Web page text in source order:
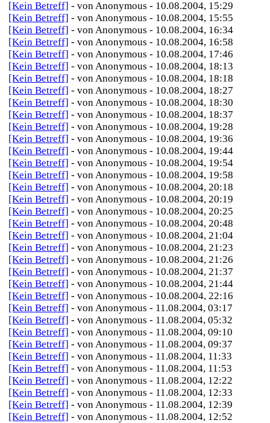
[Kein Betreff] - von Anonymous - 10.08.2004, 15:29
[Kein Betreff] - von Anonymous - 10.08.2004, 15:55
[Kein Betreff] - von Anonymous - 10.08.2004, 16:34
[Kein Betreff] - von Anonymous - 10.08.2004, 16:58
[Kein Betreff] - von Anonymous - 10.08.2004, 17:46
[Kein Betreff] - von Anonymous - 10.08.2004, 18:13
[Kein Betreff] - von Anonymous - 10.08.2004, 18:18
[Kein Betreff] - von Anonymous - 10.08.2004, 18:27
[Kein Betreff] - von Anonymous - 10.08.2004, 18:30
[Kein Betreff] - von Anonymous - 10.08.2004, 18:37
[Kein Betreff] - von Anonymous - 10.08.2004, 19:28
[Kein Betreff] - von Anonymous - 10.08.2004, 19:36
[Kein Betreff] - von Anonymous - 10.08.2004, 19:44
[Kein Betreff] - von Anonymous - 10.08.2004, 19:54
[Kein Betreff] - von Anonymous - 10.08.2004, 19:58
[Kein Betreff] - von Anonymous - 10.08.2004, 20:18
[Kein Betreff] - von Anonymous - 10.08.2004, 20:19
[Kein Betreff] - von Anonymous - 10.08.2004, 20:25
[Kein Betreff] - von Anonymous - 10.08.2004, 20:48
[Kein Betreff] - von Anonymous - 10.08.2004, 21:04
[Kein Betreff] - von Anonymous - 10.08.2004, 21:23
[Kein Betreff] - von Anonymous - 10.08.2004, 21:26
[Kein Betreff] - von Anonymous - 10.08.2004, 21:37
[Kein Betreff] - von Anonymous - 10.08.2004, 21:44
[Kein Betreff] - von Anonymous - 10.08.2004, 22:16
[Kein Betreff] - von Anonymous - 11.08.2004, 03:17
[Kein Betreff] - von Anonymous - 11.08.2004, 05:32
[Kein Betreff] - von Anonymous - 11.08.2004, 09:10
[Kein Betreff] - von Anonymous - 11.08.2004, 09:37
[Kein Betreff] - von Anonymous - 11.08.2004, 11:33
[Kein Betreff] - von Anonymous - 11.08.2004, 11:53
[Kein Betreff] - von Anonymous - 11.08.2004, 12:22
[Kein Betreff] - von Anonymous - 11.08.2004, 12:33
[Kein Betreff] - von Anonymous - 11.08.2004, 12:39
[Kein Betreff] - von Anonymous - 11.08.2004, 12:52